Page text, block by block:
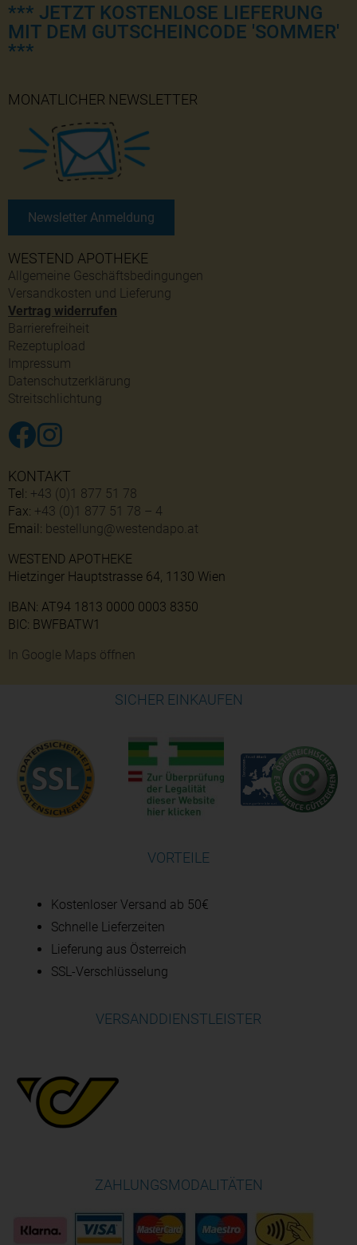
*** JETZT KOSTENLOSE LIEFERUNG
MIT DEM GUTSCHEINCODE 'SOMMER'
***
WESTEND APOTHEKE
Allgemeine Geschäftsbedingungen
Versandkosten und Lieferung
Vertrag widerrufen
Barrierefreiheit
Rezeptupload
Impressum
Datenschutzerklärung
Streitschlichtung
MONATLICHER NEWSLETTER
Newsletter Anmeldung
KONTAKT
Tel: +43 (0)1 877 51 78
Fax: +43 (0)1 877 51 78 – 4
Email: bestellung@westendapo.at
WESTEND APOTHEKE
Hietzinger Hauptstrasse 64, 1130 Wien
IBAN: AT94 1813 0000 0003 8350
BIC: BWFBATW1
In Google Maps öffnen
SICHER EINKAUFEN
VORTEILE
Kostenloser Versand ab 50€
Schnelle Lieferzeiten
Lieferung aus Österreich
SSL-Verschlüsselung
VERSANDDIENSTLEISTER
ZAHLUNGSMODALITÄTEN